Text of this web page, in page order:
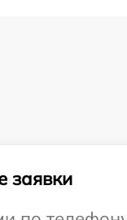
заявки